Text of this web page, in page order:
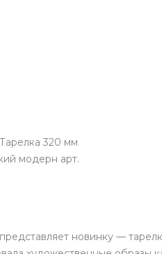
320 мм
модерн арт.
новинку —